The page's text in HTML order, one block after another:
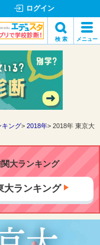
ログイン
検 索 メニュー
検索
キング 2018年
2018年 東京大
大ランキング
大ランキング